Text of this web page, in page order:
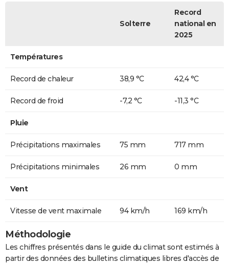
Solterre
Record
national en
2025
Températures
Record de chaleur 38,9 °C 42,4 °C
Record de froid -7,2 °C -11,3 °C
Pluie
Précipitations maximales 75 mm 717 mm
Précipitations minimales 26 mm 0 mm
Vent
Vitesse de vent maximale 94 km/h 169 km/h
Méthodologie
Les chiffres présentés dans le guide du climat sont estimés à
partir des données des bulletins climatiques libres d'accès de